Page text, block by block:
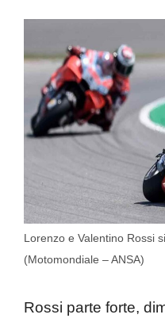
Lorenzo e Valentino Rossi
(Motomondiale – ANSA)
Rossi parte forte,